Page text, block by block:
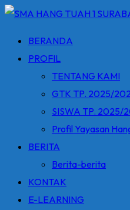
Skip
content
BERANDA
PROFIL
TENTANG KAMI
GTK TP. 2025/
SISWA TP. 2025/
Profil Yayasan
BERITA
Berita-berita
KONTAK
E-LEARNING